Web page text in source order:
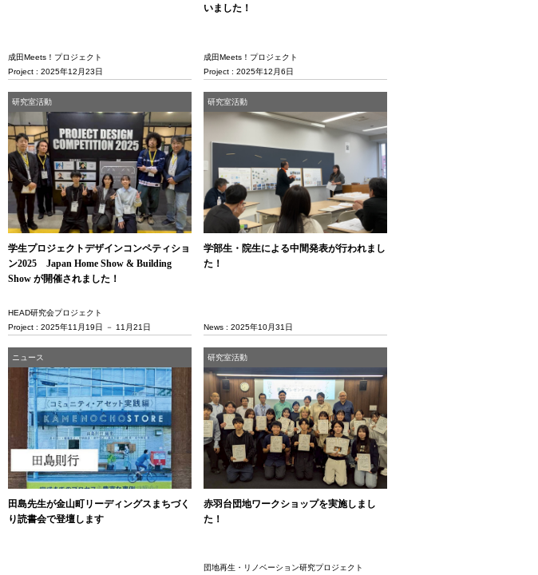
成田Meets！プロジェクト
Project : 2025年12月23日
いました！
成田Meets！プロジェクト
Project : 2025年12月6日
研究室活動
学生プロジェクトデザインコンペティショ
ン2025 Japan Home Show & Building
Show が開催されました！
HEAD研究会プロジェクト
Project : 2025年11月19日 － 11月21日
研究室活動
学部生・院生による中間発表が行われまし
た！
News : 2025年10月31日
ニュース
田島先生が金山町リーディングスまちづく
り読書会で登壇します
研究室活動
赤羽台団地ワークショップを実施しまし
た！
団地再生・リノベーション研究プロジェクト